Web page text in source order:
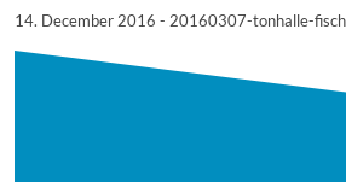
14. December 2016 - 20160307-tonhalle-